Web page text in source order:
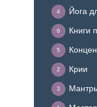
Йога
4
Книги
6
5
Крии
2
3